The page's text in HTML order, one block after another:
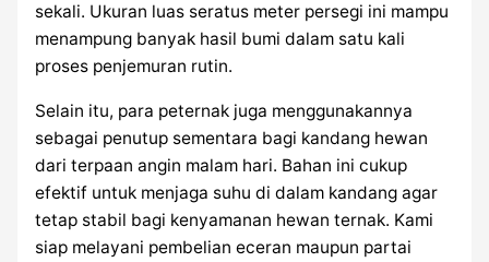
sekali. Ukuran luas seratus meter persegi ini mampu
menampung banyak hasil bumi dalam satu kali
proses penjemuran rutin.
Selain itu, para peternak juga menggunakannya
sebagai penutup sementara bagi kandang hewan
dari terpaan angin malam hari. Bahan ini cukup
efektif untuk menjaga suhu di dalam kandang agar
tetap stabil bagi kenyamanan hewan ternak. Kami
siap melayani pembelian eceran maupun partai